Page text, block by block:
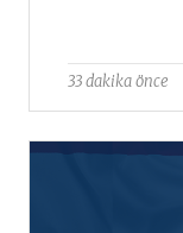
33 dakika önce